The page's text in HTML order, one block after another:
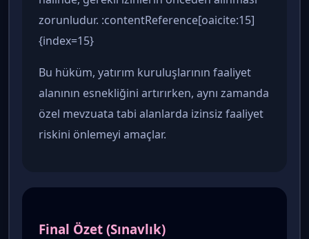
zorunludur. :contentReference[oaicite:15]
{index=15}
Bu hüküm, yatırım kuruluşlarının faaliyet
alanının esnekliğini artırırken, aynı zamanda
özel mevzuata tabi alanlarda izinsiz faaliyet
riskini önlemeyi amaçlar.
Final Özet (Sınavlık)